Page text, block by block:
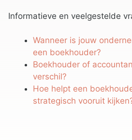
Informatieve en veelgestelde
Wanneer is jouw
een boekhouder?
Boekhouder of
verschil?
Hoe helpt een
strategisch vooruit